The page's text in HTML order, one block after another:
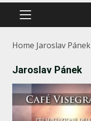
PRIMÄRES
Home Jaroslav Pánek
Jaroslav Pánek